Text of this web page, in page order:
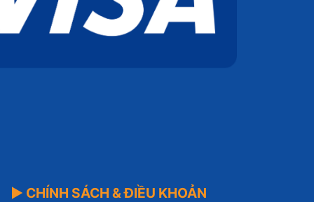
▶ CHÍNH SÁCH & ĐIỀU KHOẢN